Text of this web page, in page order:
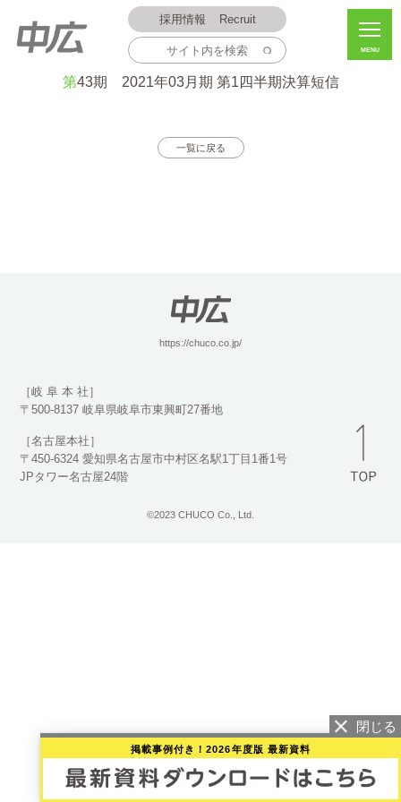
採用情報 Recruit
MENU
第43期 2021年03月期 第1四半期決算短信
一覧に戻る
https://chuco.co.jp/
［岐 阜 本 社］
〒500-8137 岐阜県岐阜市東興町27番地
［名古屋本社］
〒450-6324 愛知県名古屋市中村区名駅1丁目1番1号
JPタワー名古屋24階
©2023 CHUCO Co., Ltd.
掲載事例付き！2026年度版 最新資料